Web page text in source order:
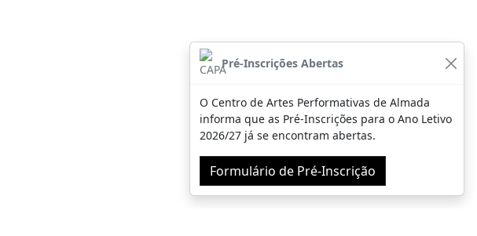
Pré-Inscrições Abertas
O Centro de Artes Performativas de Almada
informa que as Pré-Inscrições para o Ano Letivo
2026/27 já se encontram abertas.
Formulário de Pré-Inscrição